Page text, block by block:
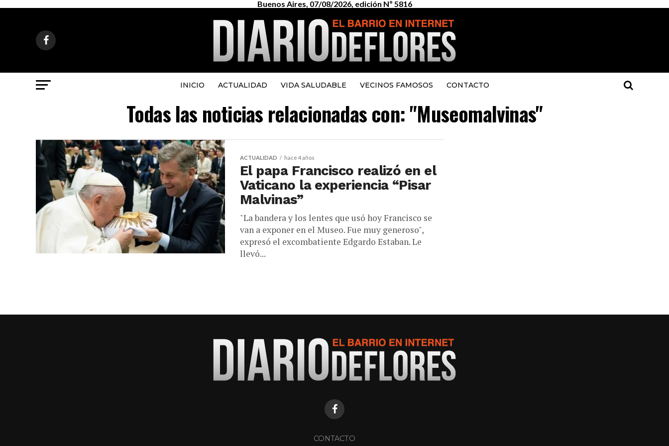
Buenos Aires, 07/08/2026, edición Nº 5816
INICIO ACTUALIDAD VIDA SALUDABLE VECINOS FAMOSOS CONTACTO
Todas las noticias relacionadas con: "Museomalvinas"
ACTUALIDAD hace 4 años
El papa Francisco realizó en el
Vaticano la experiencia “Pisar
Malvinas”
"La bandera y los lentes que usó hoy Francisco se
van a exponer en el Museo. Fue muy generoso",
expresó el excombatiente Edgardo Estaban. Le
llevó...
CONTACTO